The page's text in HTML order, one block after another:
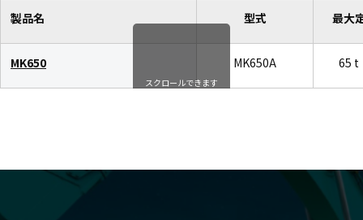
製品名 型式 最大
MK650 MK650A 65 t
スクロールできます